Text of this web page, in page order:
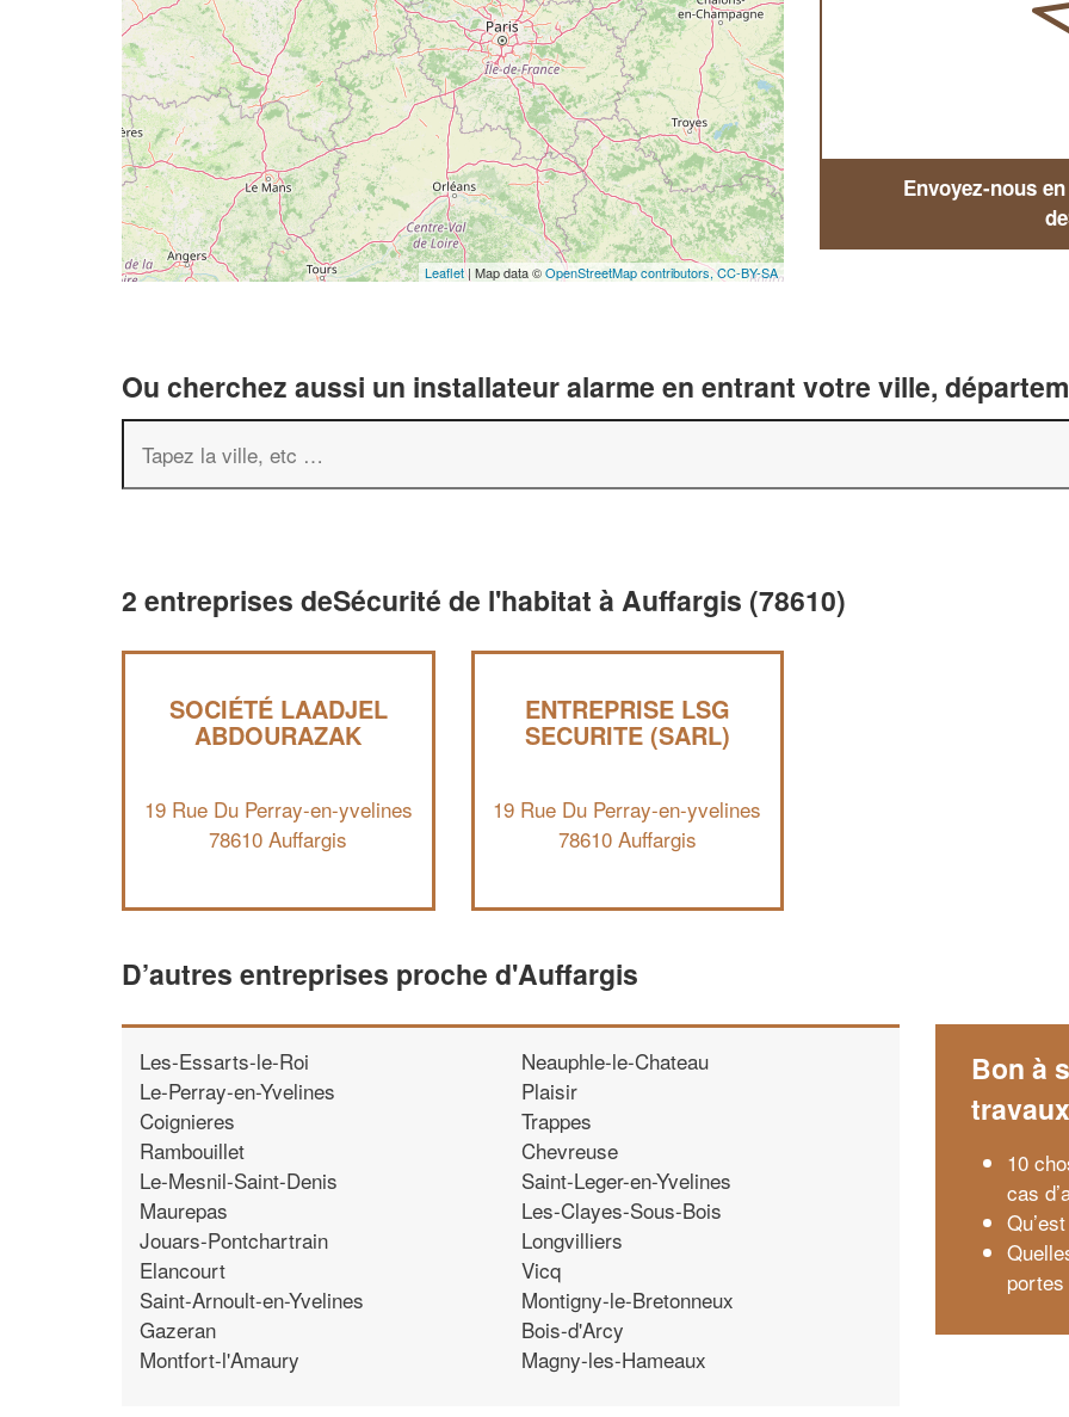
Leaflet| Map data ©OpenStreetMap contributors,CC-BY-SA
Envoyez-nous
Ou cherchez aussi un installateur alarme en entrant votre ville,
2 entreprises deSécurité de l'habitat à Auffargis (78610)
SOCIÉTÉ LAADJEL
ABDOURAZAK
19 Rue Du Perray-en-yvelines
78610 Auffargis
ENTREPRISE LSG
SECURITE (SARL)
19 Rue Du Perray-en-yvelines
78610 Auffargis
D’autres entreprises proche d'Auffargis
Les-Essarts-le-Roi
Le-Perray-en-Yvelines
Coignieres
Rambouillet
Le-Mesnil-Saint-Denis
Maurepas
Jouars-Pontchartrain
Elancourt
Saint-Arnoult-en-Yvelines
Gazeran
Montfort-l'Amaury
Neauphle-le-Chateau
Plaisir
Trappes
Chevreuse
Saint-Leger-en-Yvelines
Les-Clayes-Sous-Bois
Longvilliers
Vicq
Montigny-le-Bretonneux
Bois-d'Arcy
Magny-les-Hameaux
Bon à
travaux
10
cas